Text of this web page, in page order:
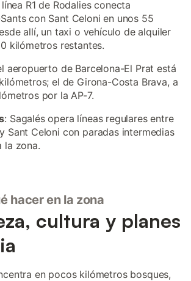
línea R1 de Rodalies conecta
con Sant Celoni en unos 55
allí, un taxi o vehículo de alquiler
kilómetros restantes.
aeropuerto de Barcelona-El Prat está
el de Girona-Costa Brava, a
por la AP-7.
: Sagalés opera líneas regulares entre
Sant Celoni con paradas intermedias
la zona.
hacer en la zona
cultura y planes
en pocos kilómetros bosques,